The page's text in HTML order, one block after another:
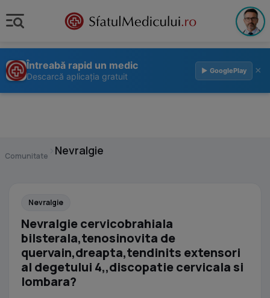
Întreabă rapid un medic
Descarcă aplicația gratuit
▶ GooglePlay ×
Comunitate Nevralgie
Nevralgie
Nevralgie cervicobrahiala
bilsterala,tenosinovita de
quervain,dreapta,tendinits extensori
al degetului 4,,discopatie cervicala si
lombara?